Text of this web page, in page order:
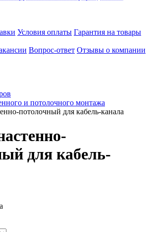
Условия оплаты Гарантия на товары
Вопрос-ответ Отзывы о компании
и потолочного монтажа
потолочный для кабель-канала
для кабель-